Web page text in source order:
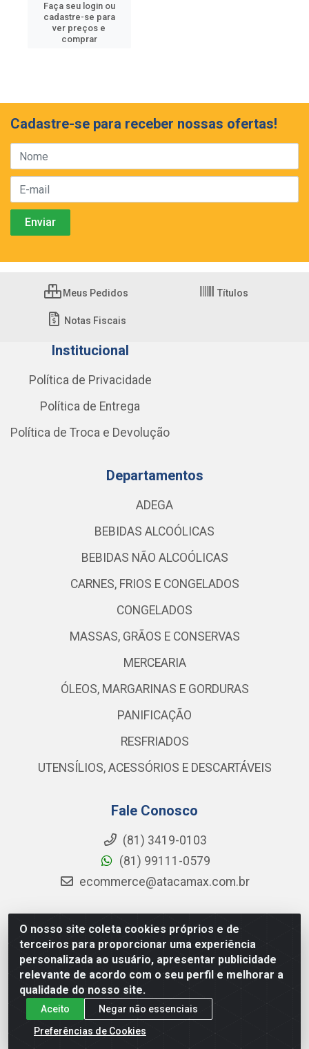
Faça seu login ou
cadastre-se para
ver preços e
comprar
O nosso site coleta cookies próprios e de
terceiros para proporcionar uma experiência
personalizada ao usuário, apresentar publicidade
relevante de acordo com o seu perfil e melhorar a
qualidade do nosso site.
Aceito
Negar não essenciais
Preferências de Cookies
Cadastre-se para receber nossas ofertas!
Meus Pedidos Títulos
Notas Fiscais
Institucional
Política de Privacidade
Política de Entrega
Política de Troca e Devolução
Departamentos
ADEGA
BEBIDAS ALCOÓLICAS
BEBIDAS NÃO ALCOÓLICAS
CARNES, FRIOS E CONGELADOS
CONGELADOS
MASSAS, GRÃOS E CONSERVAS
MERCEARIA
ÓLEOS, MARGARINAS E GORDURAS
PANIFICAÇÃO
RESFRIADOS
UTENSÍLIOS, ACESSÓRIOS E DESCARTÁVEIS
Fale Conosco
(81) 3419-0103
(81) 99111-0579
ecommerce@atacamax.com.br
Atacamax Importadora de Alimentos LTDA - RODOVIA BR-
101 - SUL, KM 79,60 GP E GALPAO:D - Muribeca, Jaboatão dos
Guararapes - PE, 54355-010 - CNPJ 08.305.623/0001-84